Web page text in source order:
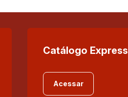
Catálogo Express
Acessar